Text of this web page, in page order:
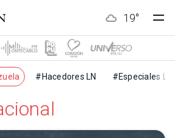
19°
#Hacedores LN #Especiales LN